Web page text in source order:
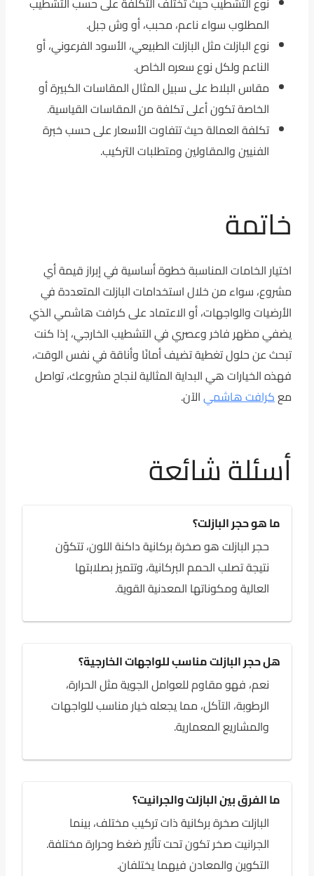
المطلوب سواء ناعم، محبب، أو وش جبل.
نوع البازلت مثل البازلت الطبيعي، الأسود الفرعوني، أو
الناعم ولكل نوع سعره الخاص.
مقاس البلاط على سبيل المثال المقاسات الكبيرة أو
الخاصة تكون أعلى تكلفة من المقاسات القياسية.
تكلفة العمالة حيث تتفاوت الأسعار على حسب خبرة
الفنيين والمقاولين ومتطلبات التركيب.
خاتمة
اختيار الخامات المناسبة خطوة أساسية في إبراز قيمة أي
مشروع، سواء من خلال استخدامات البازلت المتعددة في
الأرضيات والواجهات، أو الاعتماد على كرافت هاشمي الذي
يضفي مظهر فاخر وعصري في التشطيب الخارجي، إذا كنت
تبحث عن حلول تغطية تضيف أمانًا وأناقة في نفس الوقت،
فهذه الخيارات هي البداية المثالية لنجاح مشروعك، تواصل
معكرافت هاشميالآن.
أسئلة شائعة
ما هو حجر البازلت؟
حجر البازلت هو صخرة بركانية داكنة اللون، تتكوّن
نتيجة تصلب الحمم البركانية، وتتميز بصلابتها
العالية ومكوناتها المعدنية القوية.
هل حجر البازلت مناسب للواجهات الخارجية؟
نعم، فهو مقاوم للعوامل الجوية مثل الحرارة،
الرطوبة، التآكل، مما يجعله خيار مناسب للواجهات
والمشاريع المعمارية.
ما الفرق بين البازلت والجرانيت؟
البازلت صخرة بركانية ذات تركيب مختلف، بينما
الجرانيت صخر تكون تحت تأثير ضغط وحرارة مختلفة.
التكوين والمعادن فيهما يختلفان.